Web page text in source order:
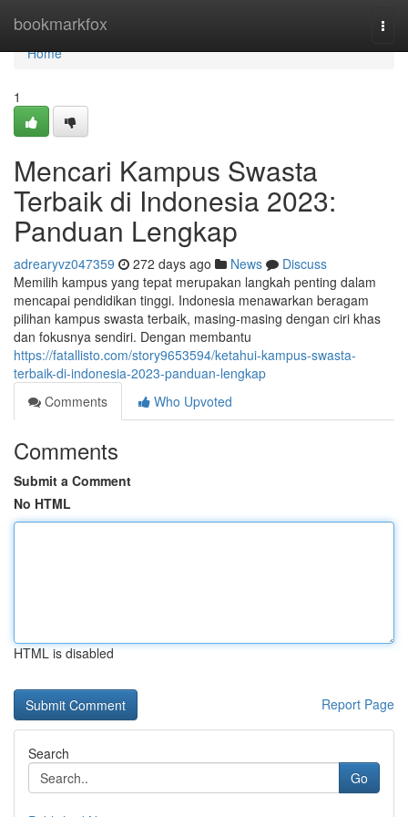
bookmarkfox
Home
Home
1
Mencari Kampus Swasta
Terbaik di Indonesia 2023:
Panduan Lengkap
adrearyvz047359 272 days ago News
Discuss
Memilih kampus yang tepat merupakan langkah penting dalam
mencapai pendidikan tinggi. Indonesia menawarkan beragam
pilihan kampus swasta terbaik, masing-masing dengan ciri khas
dan fokusnya sendiri. Dengan membantu
https://fatallisto.com/story9653594/ketahui-kampus-swasta-
terbaik-di-indonesia-2023-panduan-lengkap
Comments
Who Upvoted
Comments
Submit a Comment
No HTML
HTML is disabled
Report Page
Search
Go